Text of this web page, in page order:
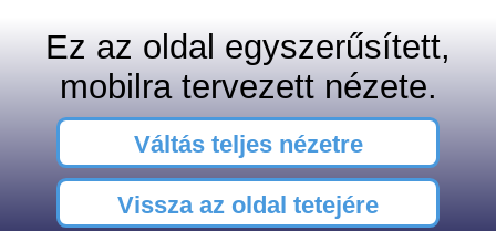
Ez az oldal egyszerűsített,
mobilra tervezett nézete.
Váltás teljes nézetre
Vissza az oldal tetejére